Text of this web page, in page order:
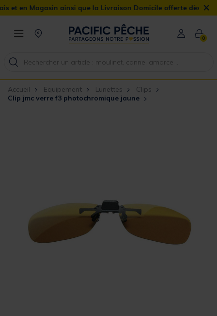
ainsi que la Livraison Domicile offerte dès 90€ ×
0
Accueil Equipement Lunettes
Clips
Clip jmc verre f3 photochromique jaune